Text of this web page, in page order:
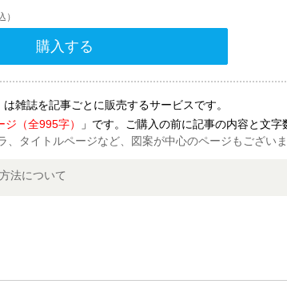
）
購入する
雑誌を記事ごとに販売するサービスです。
ジ（全995字）
」です。ご購入の前に記事の内容と文字
、タイトルページなど、図案が中心のページもございま
法について